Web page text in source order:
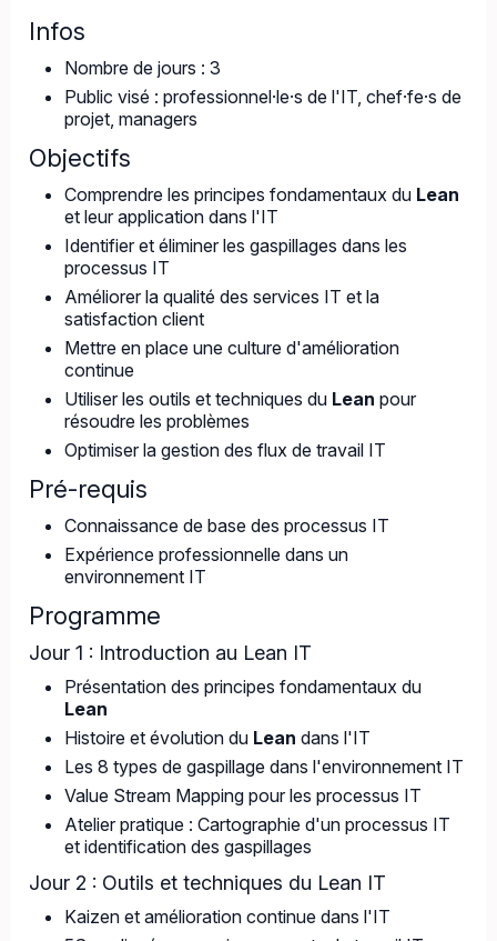
Infos
Nombre de jours : 3
Public visé : professionnel·le·s de l'IT, chef·fe·s de
projet, managers
Objectifs
Comprendre les principes fondamentaux du Lean
et leur application dans l'IT
Identifier et éliminer les gaspillages dans les
processus IT
Améliorer la qualité des services IT et la
satisfaction client
Mettre en place une culture d'amélioration
continue
Utiliser les outils et techniques du Lean pour
résoudre les problèmes
Optimiser la gestion des flux de travail IT
Pré-requis
Connaissance de base des processus IT
Expérience professionnelle dans un
environnement IT
Programme
Jour 1 : Introduction au Lean IT
Présentation des principes fondamentaux du
Lean
Histoire et évolution du Lean dans l'IT
Les 8 types de gaspillage dans l'environnement IT
Value Stream Mapping pour les processus IT
Atelier pratique : Cartographie d'un processus IT
et identification des gaspillages
Jour 2 : Outils et techniques du Lean IT
Kaizen et amélioration continue dans l'IT